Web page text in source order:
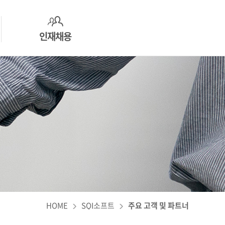
인재채용
인사제도
지원하기
추천도서
HOME SQI소프트 주요 고객 및 파트너